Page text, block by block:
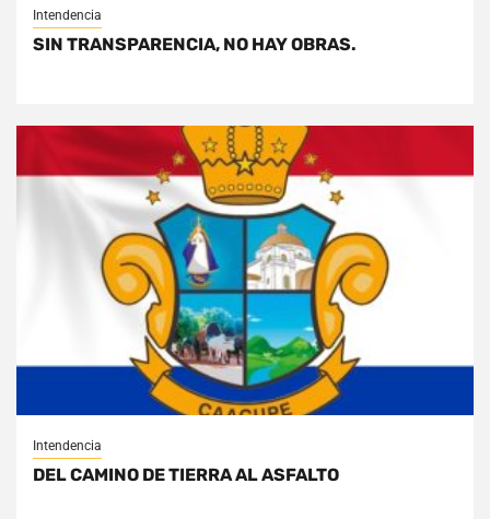
Intendencia
SIN TRANSPARENCIA, NO HAY OBRAS.
Intendencia
DEL CAMINO DE TIERRA AL ASFALTO